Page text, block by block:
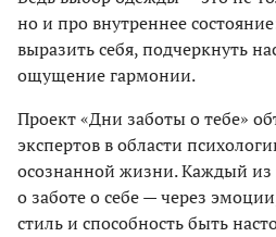
но и про внутреннее
выразить себя, подчеркнуть
ощущение гармонии.
Проект «Дни заботы о тебе»
экспертов в области
осознанной жизни. Каждый из
о заботе о себе — через
стиль и способность быть